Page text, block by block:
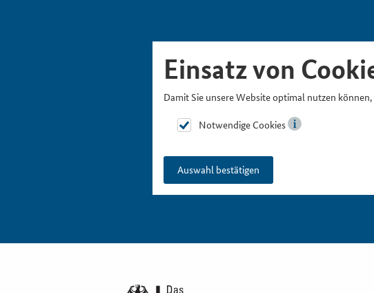
Einsatz von
Damit Sie unsere Website optimal nutzen
Notwendige Cookies
Auswahl bestätigen